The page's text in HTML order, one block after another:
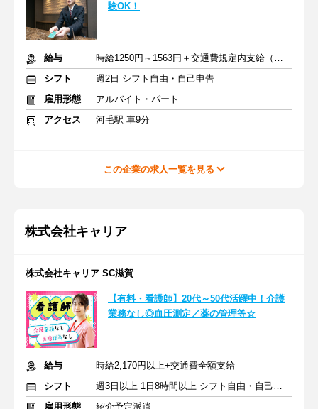
験OK！
給与
時給1250円～1563円＋交通費規定内支給（条件・詳細は面接にて）
シフト
週2日 シフト自由・自己申告
雇用形態
アルバイト・パート
アクセス
河毛駅 車9分
この企業の求人一覧を見る
株式会社キャリア
株式会社キャリア SC滋賀
【有料・看護師】20代～50代活躍中！介護
業務なし◎血圧測定／薬の管理等☆
給与
時給2,170円以上+交通費全額支給
シフト
週3日以上 1日8時間以上 シフト自由・自己申告
雇用形態
紹介予定派遣